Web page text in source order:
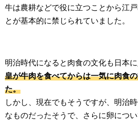
牛は農耕などで役に立つことから江
とが基本的に禁じられていました。
明治時代になると肉食の文化も日本に
皇が牛肉を食べてからは一気に肉食
た。
しかし、現在でもそうですが、明治
なものだったそうで、さらに卵につ